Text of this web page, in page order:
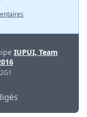
IUPUI, Team